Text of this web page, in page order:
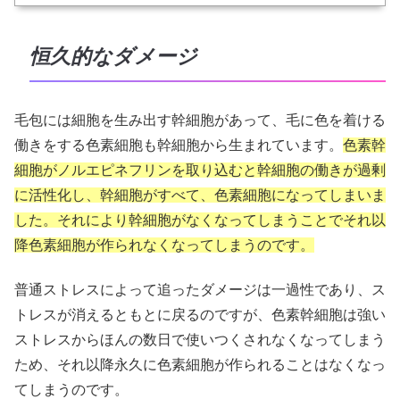
恒久的なダメージ
毛包には細胞を生み出す幹細胞があって、毛に色を着ける
働きをする色素細胞も幹細胞から生まれています。 色素幹
細胞がノルエピネフリンを取り込むと幹細胞の働きが過剰
に活性化し、幹細胞がすべて、色素細胞になってしまいま
した。それにより幹細胞がなくなってしまうことでそれ以
降色素細胞が作られなくなってしまうのです。
普通ストレスによって追ったダメージは一過性であり、ス
トレスが消えるともとに戻るのですが、色素幹細胞は強い
ストレスからほんの数日で使いつくされなくなってしまう
ため、それ以降永久に色素細胞が作られることはなくなっ
てしまうのです。